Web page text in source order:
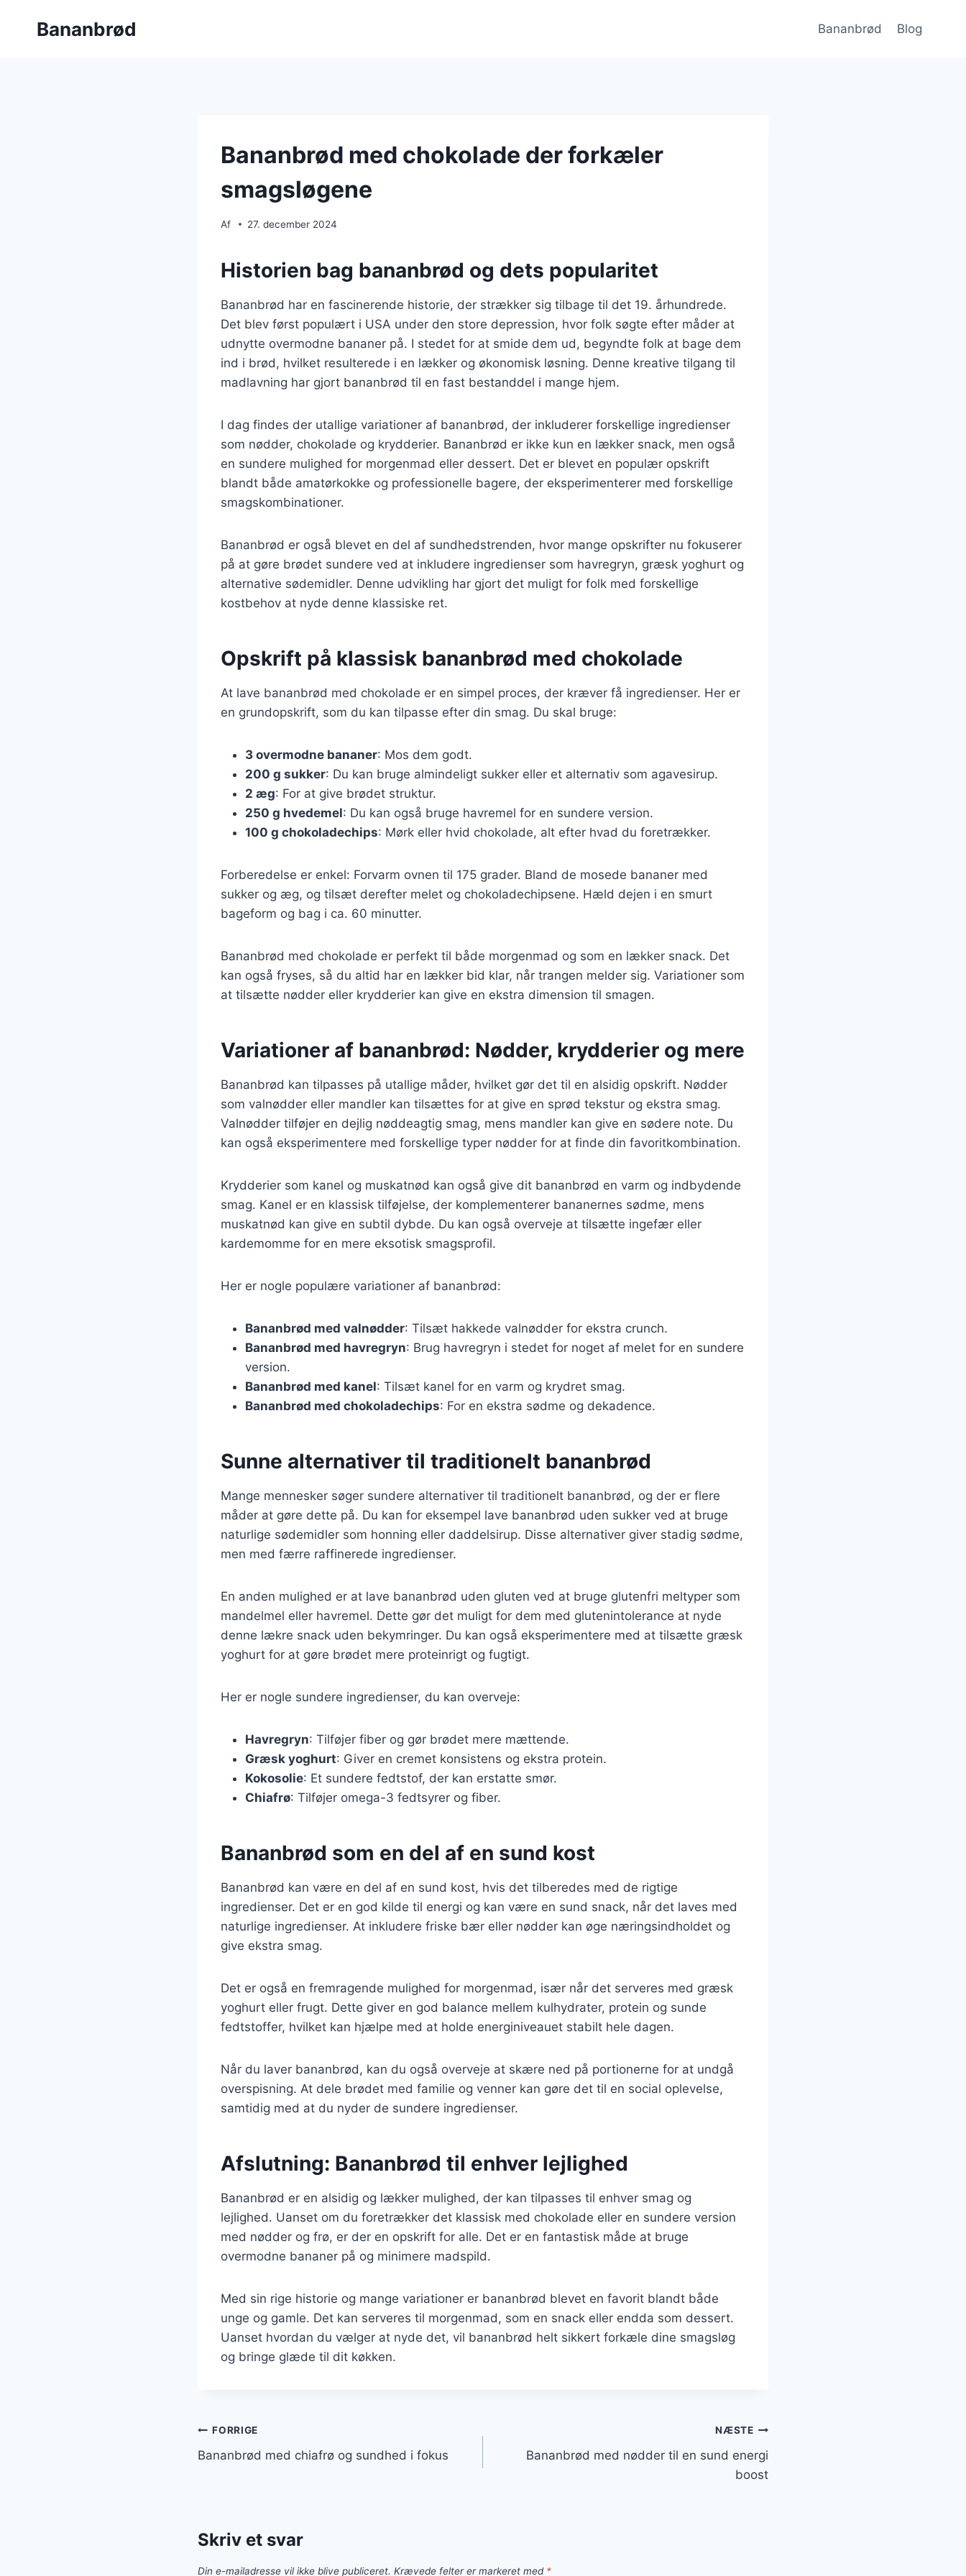
Bananbrød Bananbrød Blog
Bananbrød med chokolade der forkæler
smagsløgene
Af 27. december 2024
Historien bag bananbrød og dets popularitet
Bananbrød har en fascinerende historie, der strækker sig tilbage til det 19. århundrede.
Det blev først populært i USA under den store depression, hvor folk søgte efter måder at
udnytte overmodne bananer på. I stedet for at smide dem ud, begyndte folk at bage dem
ind i brød, hvilket resulterede i en lækker og økonomisk løsning. Denne kreative tilgang til
madlavning har gjort bananbrød til en fast bestanddel i mange hjem.
I dag findes der utallige variationer af bananbrød, der inkluderer forskellige ingredienser
som nødder, chokolade og krydderier. Bananbrød er ikke kun en lækker snack, men også
en sundere mulighed for morgenmad eller dessert. Det er blevet en populær opskrift
blandt både amatørkokke og professionelle bagere, der eksperimenterer med forskellige
smagskombinationer.
Bananbrød er også blevet en del af sundhedstrenden, hvor mange opskrifter nu fokuserer
på at gøre brødet sundere ved at inkludere ingredienser som havregryn, græsk yoghurt og
alternative sødemidler. Denne udvikling har gjort det muligt for folk med forskellige
kostbehov at nyde denne klassiske ret.
Opskrift på klassisk bananbrød med chokolade
At lave bananbrød med chokolade er en simpel proces, der kræver få ingredienser. Her er
en grundopskrift, som du kan tilpasse efter din smag. Du skal bruge:
3 overmodne bananer: Mos dem godt.
200 g sukker: Du kan bruge almindeligt sukker eller et alternativ som agavesirup.
2 æg: For at give brødet struktur.
250 g hvedemel: Du kan også bruge havremel for en sundere version.
100 g chokoladechips: Mørk eller hvid chokolade, alt efter hvad du foretrækker.
Forberedelse er enkel: Forvarm ovnen til 175 grader. Bland de mosede bananer med
sukker og æg, og tilsæt derefter melet og chokoladechipsene. Hæld dejen i en smurt
bageform og bag i ca. 60 minutter.
Bananbrød med chokolade er perfekt til både morgenmad og som en lækker snack. Det
kan også fryses, så du altid har en lækker bid klar, når trangen melder sig. Variationer som
at tilsætte nødder eller krydderier kan give en ekstra dimension til smagen.
Variationer af bananbrød: Nødder, krydderier og mere
Bananbrød kan tilpasses på utallige måder, hvilket gør det til en alsidig opskrift. Nødder
som valnødder eller mandler kan tilsættes for at give en sprød tekstur og ekstra smag.
Valnødder tilføjer en dejlig nøddeagtig smag, mens mandler kan give en sødere note. Du
kan også eksperimentere med forskellige typer nødder for at finde din favoritkombination.
Krydderier som kanel og muskatnød kan også give dit bananbrød en varm og indbydende
smag. Kanel er en klassisk tilføjelse, der komplementerer bananernes sødme, mens
muskatnød kan give en subtil dybde. Du kan også overveje at tilsætte ingefær eller
kardemomme for en mere eksotisk smagsprofil.
Her er nogle populære variationer af bananbrød:
Bananbrød med valnødder: Tilsæt hakkede valnødder for ekstra crunch.
Bananbrød med havregryn: Brug havregryn i stedet for noget af melet for en sundere
version.
Bananbrød med kanel: Tilsæt kanel for en varm og krydret smag.
Bananbrød med chokoladechips: For en ekstra sødme og dekadence.
Sunne alternativer til traditionelt bananbrød
Mange mennesker søger sundere alternativer til traditionelt bananbrød, og der er flere
måder at gøre dette på. Du kan for eksempel lave bananbrød uden sukker ved at bruge
naturlige sødemidler som honning eller daddelsirup. Disse alternativer giver stadig sødme,
men med færre raffinerede ingredienser.
En anden mulighed er at lave bananbrød uden gluten ved at bruge glutenfri meltyper som
mandelmel eller havremel. Dette gør det muligt for dem med glutenintolerance at nyde
denne lækre snack uden bekymringer. Du kan også eksperimentere med at tilsætte græsk
yoghurt for at gøre brødet mere proteinrigt og fugtigt.
Her er nogle sundere ingredienser, du kan overveje:
Havregryn: Tilføjer fiber og gør brødet mere mættende.
Græsk yoghurt: Giver en cremet konsistens og ekstra protein.
Kokosolie: Et sundere fedtstof, der kan erstatte smør.
Chiafrø: Tilføjer omega-3 fedtsyrer og fiber.
Bananbrød som en del af en sund kost
Bananbrød kan være en del af en sund kost, hvis det tilberedes med de rigtige
ingredienser. Det er en god kilde til energi og kan være en sund snack, når det laves med
naturlige ingredienser. At inkludere friske bær eller nødder kan øge næringsindholdet og
give ekstra smag.
Det er også en fremragende mulighed for morgenmad, især når det serveres med græsk
yoghurt eller frugt. Dette giver en god balance mellem kulhydrater, protein og sunde
fedtstoffer, hvilket kan hjælpe med at holde energiniveauet stabilt hele dagen.
Når du laver bananbrød, kan du også overveje at skære ned på portionerne for at undgå
overspisning. At dele brødet med familie og venner kan gøre det til en social oplevelse,
samtidig med at du nyder de sundere ingredienser.
Afslutning: Bananbrød til enhver lejlighed
Bananbrød er en alsidig og lækker mulighed, der kan tilpasses til enhver smag og
lejlighed. Uanset om du foretrækker det klassisk med chokolade eller en sundere version
med nødder og frø, er der en opskrift for alle. Det er en fantastisk måde at bruge
overmodne bananer på og minimere madspild.
Med sin rige historie og mange variationer er bananbrød blevet en favorit blandt både
unge og gamle. Det kan serveres til morgenmad, som en snack eller endda som dessert.
Uanset hvordan du vælger at nyde det, vil bananbrød helt sikkert forkæle dine smagsløg
og bringe glæde til dit køkken.
Indlægsnavigation
FORRIGE
Bananbrød med chiafrø og sundhed i fokus
NÆSTE
Bananbrød med nødder til en sund energi
boost
Skriv et svar
Din e-mailadresse vil ikke blive publiceret. Krævede felter er markeret med *